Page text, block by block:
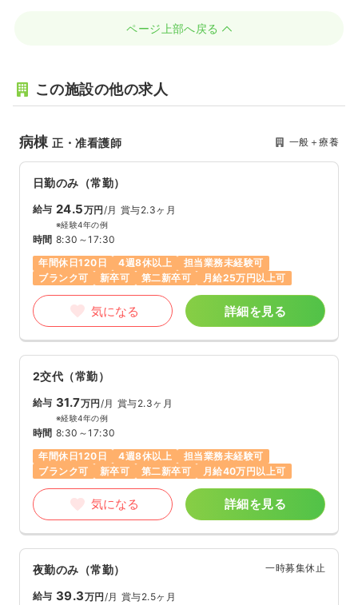
ページ上部へ戻る
この施設の他の求人
病棟正・准看護師 一般＋療養
日勤のみ（常勤）
給与 24.5万円/月 賞与2.3ヶ月
※経験4年の例
時間 8:30～17:30
年間休日120日
4週8休以上
担当業務未経験可
ブランク可
新卒可 第二新卒可 月給25万円以上可
気になる 詳細を見る
2交代（常勤）
給与 31.7万円/月 賞与2.3ヶ月
※経験4年の例
時間 8:30～17:30
年間休日120日
4週8休以上
担当業務未経験可
ブランク可
新卒可 第二新卒可 月給40万円以上可
気になる 詳細を見る
夜勤のみ（常勤） 一時募集休止
給与 39.3万円 /月 賞与2.5ヶ月